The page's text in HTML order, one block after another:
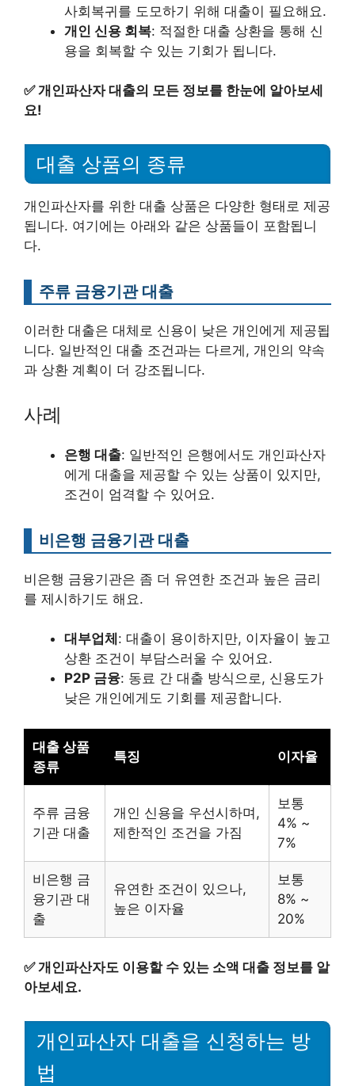
사회복귀를 도모하기 위해 대출이 필요해요.
개인 신용 회복: 적절한 대출 상환을 통해 신
용을 회복할 수 있는 기회가 됩니다.
✅개인파산자 대출의 모든 정보를 한눈에 알아보세
요!
대출 상품의 종류
개인파산자를 위한 대출 상품은 다양한 형태로 제공
됩니다. 여기에는 아래와 같은 상품들이 포함됩니
다.
주류 금융기관 대출
이러한 대출은 대체로 신용이 낮은 개인에게 제공됩
니다. 일반적인 대출 조건과는 다르게, 개인의 약속
과 상환 계획이 더 강조됩니다.
사례
은행 대출: 일반적인 은행에서도 개인파산자
에게 대출을 제공할 수 있는 상품이 있지만,
조건이 엄격할 수 있어요.
비은행 금융기관 대출
비은행 금융기관은 좀 더 유연한 조건과 높은 금리
를 제시하기도 해요.
대부업체 : 대출이 용이하지만, 이자율이 높고
상환 조건이 부담스러울 수 있어요.
P2P 금융: 동료 간 대출 방식으로, 신용도가
낮은 개인에게도 기회를 제공합니다.
대출 상품
종류
특징 이자율
주류 금융
기관 대출
개인 신용을 우선시하며,
제한적인 조건을 가짐
보통
4% ~
7%
비은행 금
융기관 대
출
유연한 조건이 있으나,
높은 이자율
보통
8% ~
20%
✅개인파산자도 이용할 수 있는 소액 대출 정보를 알
아보세요.
개인파산자 대출을 신청하는 방
법